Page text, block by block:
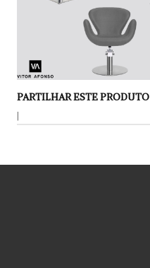
PARTILHAR ESTE PRODUTO
|